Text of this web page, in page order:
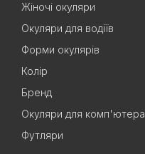
Жіночі окуляри
Окуляри для водіїв
Форми окулярів
Колір
Бренд
Окуляри для комп'ютера
Футляри